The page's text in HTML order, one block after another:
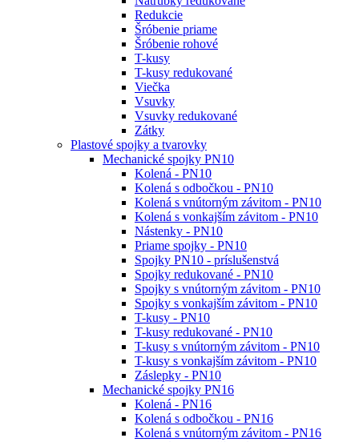
Redukcie
Šróbenie priame
Šróbenie rohové
T-kusy
T-kusy redukované
Viečka
Vsuvky
Vsuvky redukované
Zátky
Plastové spojky a tvarovky
Mechanické spojky PN10
Kolená - PN10
Kolená s odbočkou - PN10
Kolená s vnútorným závitom - PN10
Kolená s vonkajším závitom - PN10
Nástenky - PN10
Priame spojky - PN10
Spojky PN10 - príslušenstvá
Spojky redukované - PN10
Spojky s vnútorným závitom - PN10
Spojky s vonkajším závitom - PN10
T-kusy - PN10
T-kusy redukované - PN10
T-kusy s vnútorným závitom - PN10
T-kusy s vonkajším závitom - PN10
Záslepky - PN10
Mechanické spojky PN16
Kolená - PN16
Kolená s odbočkou - PN16
Kolená s vnútorným závitom - PN16